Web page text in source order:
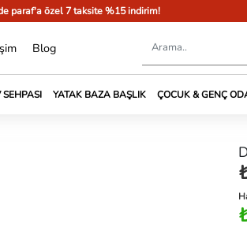
paraf'a özel 7 taksite %15 indirim!
Blog
YATAK BAZA BAŞLIK ÇOCUK & GENÇ